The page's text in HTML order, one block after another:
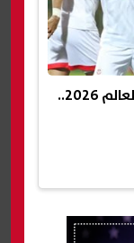
اللموشي يعلن قائمة تونس لكأس العالم 2026..